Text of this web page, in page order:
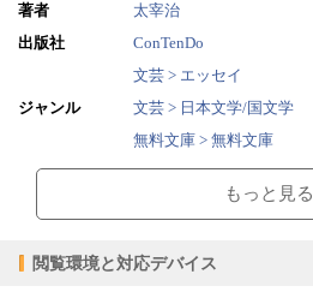
著者
太宰治
出版社
ConTenDo
ジャンル
文芸 > エッセイ
文芸 > 日本文学/国文学
無料文庫 > 無料文庫
販売開始日
2015/07/01
【販売形態】
もっと見る
閲覧環境と対応デバイス